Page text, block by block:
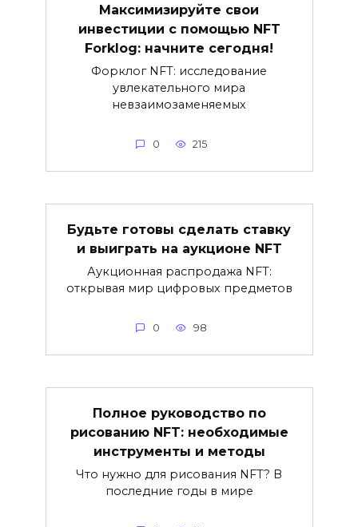
Максимизируйте свои
инвестиции с помощью NFT
Forklog: начните сегодня!
Форклог NFT: исследование
увлекательного мира
невзаимозаменяемых
0 215
Будьте готовы сделать ставку
и выиграть на аукционе NFT
Аукционная распродажа NFT:
открывая мир цифровых предметов
0 98
Полное руководство по
рисованию NFT: необходимые
инструменты и методы
Что нужно для рисования NFT? В
последние годы в мире